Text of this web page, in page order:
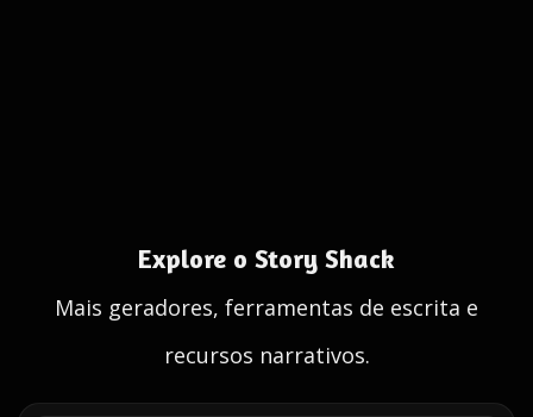
Explore o Story Shack
Mais geradores, ferramentas de escrita e
recursos narrativos.